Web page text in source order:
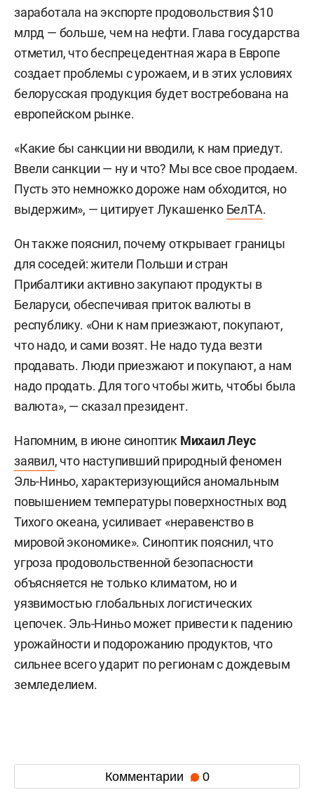
заработала на экспорте продовольствия $10
млрд — больше, чем на нефти. Глава государства
отметил, что беспрецедентная жара в Европе
создает проблемы с урожаем, и в этих условиях
белорусская продукция будет востребована на
европейском рынке.
«Какие бы санкции ни вводили, к нам приедут.
Ввели санкции — ну и что? Мы все свое продаем.
Пусть это немножко дороже нам обходится, но
выдержим», — цитирует Лукашенко БелТА.
Он также пояснил, почему открывает границы
для соседей: жители Польши и стран
Прибалтики активно закупают продукты в
Беларуси, обеспечивая приток валюты в
республику. «Они к нам приезжают, покупают,
что надо, и сами возят. Не надо туда везти
продавать. Люди приезжают и покупают, а нам
надо продать. Для того чтобы жить, чтобы была
валюта», — сказал президент.
Напомним, в июне синоптик Михаил Леус
заявил, что наступивший природный феномен
Эль-Ниньо, характеризующийся аномальным
повышением температуры поверхностных вод
Тихого океана, усиливает «неравенство в
мировой экономике». Синоптик пояснил, что
угроза продовольственной безопасности
объясняется не только климатом, но и
уязвимостью глобальных логистических
цепочек. Эль-Ниньо может привести к падению
урожайности и подорожанию продуктов, что
сильнее всего ударит по регионам с дождевым
земледелием.
Комментарии 0